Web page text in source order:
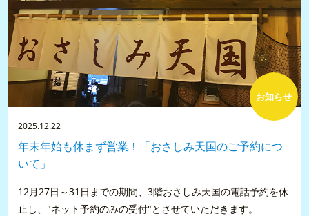
お知らせ
2025.12.22
年末年始も休まず営業！「おさしみ天国のご予約につ
いて」
12月27日～31日までの期間、3階おさしみ天国の電話予約を休
止し、"ネット予約のみの受付"とさせていただきます。